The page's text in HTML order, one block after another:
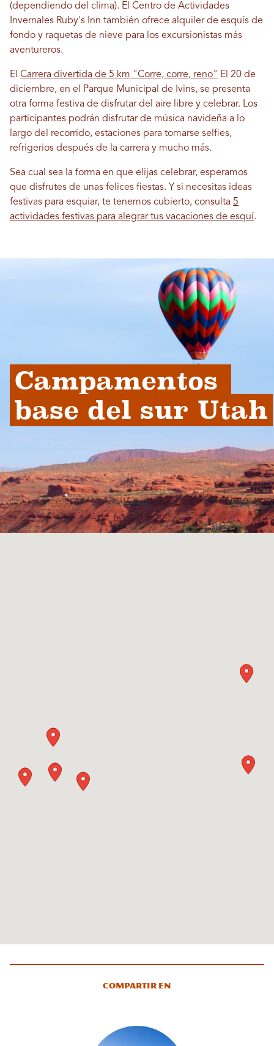
(dependiendo del clima). El Centro de Actividades
Invernales Ruby's Inn también ofrece alquiler de esquís de
fondo y raquetas de nieve para los excursionistas más
aventureros.
El Carrera divertida de 5 km "Corre, corre, reno" El 20 de
diciembre, en el Parque Municipal de Ivins, se presenta
otra forma festiva de disfrutar del aire libre y celebrar. Los
participantes podrán disfrutar de música navideña a lo
largo del recorrido, estaciones para tomarse selfies,
refrigerios después de la carrera y mucho más.
Sea cual sea la forma en que elijas celebrar, esperamos
que disfrutes de unas felices fiestas. Y si necesitas ideas
festivas para esquiar, te tenemos cubierto, consulta 5
actividades festivas para alegrar tus vacaciones de esquí.
Campamentos
base del sur Utah
Compartir en